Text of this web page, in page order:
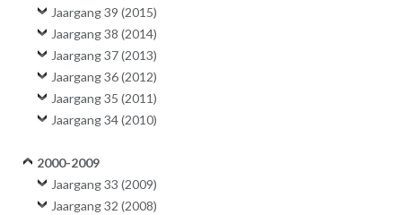
Jaargang 39 (2015)
Jaargang 38 (2014)
Jaargang 37 (2013)
Jaargang 36 (2012)
Jaargang 35 (2011)
Jaargang 34 (2010)
2000-2009
Jaargang 33 (2009)
Jaargang 32 (2008)